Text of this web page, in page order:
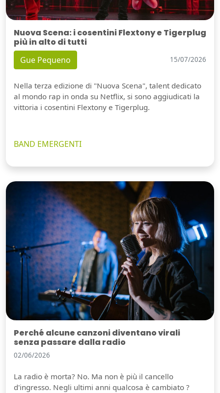
Nuova Scena: i cosentini Flextony e Tigerplug
più in alto di tutti
Gue Pequeno 15/07/2026
Nella terza edizione di "Nuova Scena", talent dedicato
al mondo rap in onda su Netflix, si sono aggiudicati la
vittoria i cosentini Flextony e Tigerplug.
BAND EMERGENTI
Perché alcune canzoni diventano virali
senza passare dalla radio
02/06/2026
La radio è morta? No. Ma non è più il cancello
d'ingresso. Negli ultimi anni qualcosa è cambiato ?